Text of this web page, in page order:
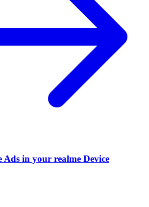
in your realme Device